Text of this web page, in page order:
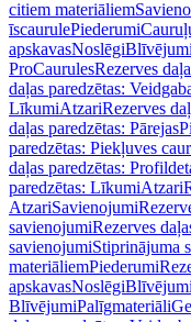
citiem materiāliem
īscaurulePiederumi
apskavasNoslēgiBlīvējumi
ProCaurulesRezerves
daļas paredzētas:
LīkumiAtzariRezerves
daļas paredzētas: Pārejas
paredzētas: Piekļuves
daļas paredzētas:
paredzētas: LīkumiAtzari
AtzariSavienojumi
savienojumiRezerves
savienojumiStiprinājuma
materiāliemPiederumi
apskavasNoslēgiBlīvējumi
BlīvējumiPalīgmateriāli